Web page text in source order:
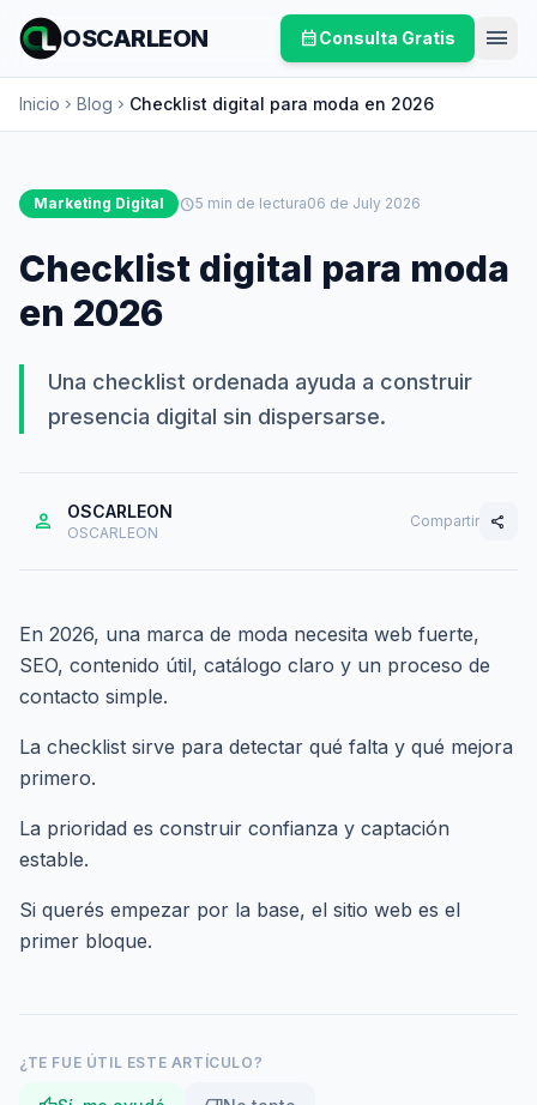
OSCARLEON calendar_monthConsulta Gratis menu
Inicio chevron_right Blog chevron_right Checklist digital para moda en 2026
Marketing Digital schedule5 min de lectura06 de July 2026
Checklist digital para moda
en 2026
Una checklist ordenada ayuda a construir
presencia digital sin dispersarse.
person OSCARLEON
OSCARLEON
Compartir share
En 2026, una marca de moda necesita web fuerte,
SEO, contenido útil, catálogo claro y un proceso de
contacto simple.
La checklist sirve para detectar qué falta y qué mejora
primero.
La prioridad es construir confianza y captación
estable.
Si querés empezar por la base, el sitio web es el
primer bloque.
¿TE FUE ÚTIL ESTE ARTÍCULO?